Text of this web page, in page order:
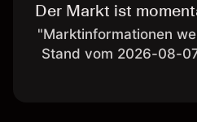
Der Markt ist
"Marktinformationen
Stand vom 2026-08-